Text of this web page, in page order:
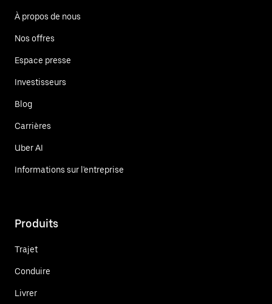
À propos de nous
Nos offres
Espace presse
Investisseurs
Blog
Carrières
Uber AI
Informations sur l'entreprise
Produits
Trajet
Conduire
Livrer